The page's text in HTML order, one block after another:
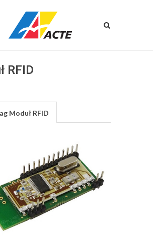
RFID
Moduł RFID